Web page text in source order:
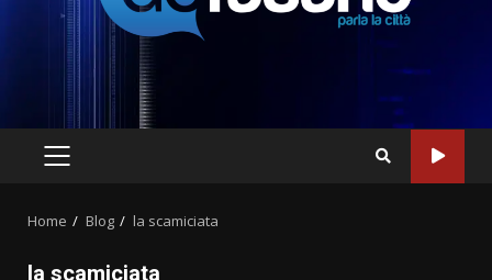
PRIMARY
Home Blog la scamiciata
la scamiciata